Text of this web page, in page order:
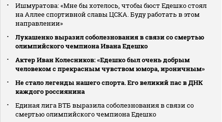
Ишмуратова: «Мне бы хотелось, чтобы бюст Едешко стоял
на Аллее спортивной славы ЦСКА. Буду работать в этом
направлении»
Лукашенко выразил соболезнования в связи со смертью
олимпийского чемпиона Ивана Едешко
Актер Иван Колесников: «Едешко был очень добрым
человеком с прекрасным чувством юмора, ироничным»
Не стало легенды нашего спорта. Его великий пас в ДНК
каждого россиянина
Единая лига ВТБ выразила соболезнования в связи со
смертью олимпийского чемпиона Едешко